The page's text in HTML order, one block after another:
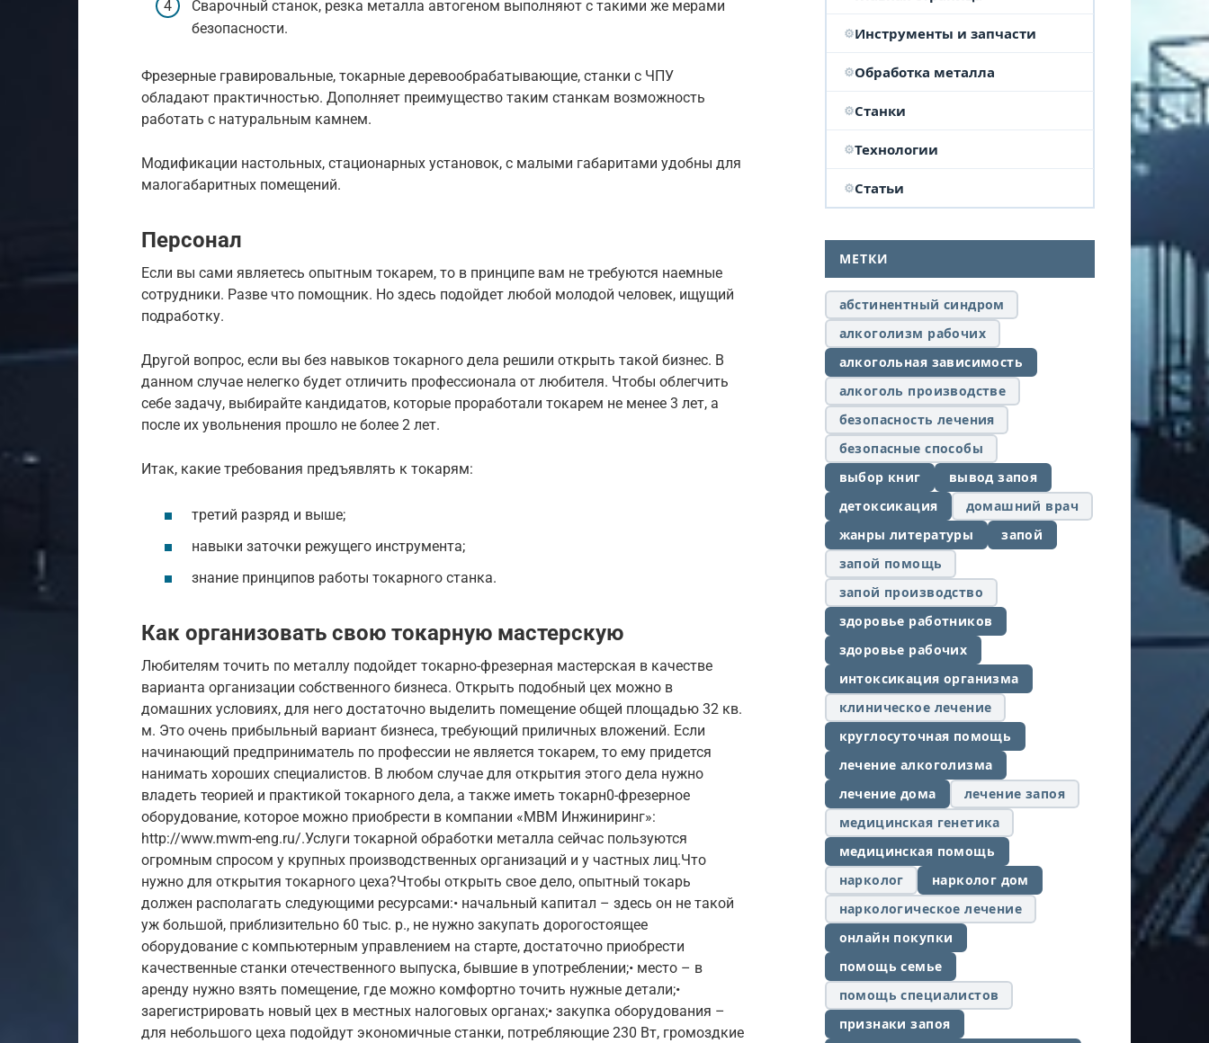
Сварочный станок, резка металла автогеном выполняют с такими же мерами
безопасности.
Фрезерные гравировальные, токарные деревообрабатывающие, станки с ЧПУ
обладают практичностью. Дополняет преимущество таким станкам возможность
работать с натуральным камнем.
Модификации настольных, стационарных установок, с малыми габаритами удобны для
малогабаритных помещений.
Персонал
Если вы сами являетесь опытным токарем, то в принципе вам не требуются наемные
сотрудники. Разве что помощник. Но здесь подойдет любой молодой человек, ищущий
подработку.
Другой вопрос, если вы без навыков токарного дела решили открыть такой бизнес. В
данном случае нелегко будет отличить профессионала от любителя. Чтобы облегчить
себе задачу, выбирайте кандидатов, которые проработали токарем не менее 3 лет, а
после их увольнения прошло не более 2 лет.
Итак, какие требования предъявлять к токарям:
третий разряд и выше;
навыки заточки режущего инструмента;
знание принципов работы токарного станка.
Как организовать свою токарную мастерскую
Любителям точить по металлу подойдет токарно-фрезерная мастерская в качестве
варианта организации собственного бизнеса. Открыть подобный цех можно в
домашних условиях, для него достаточно выделить помещение общей площадью 32 кв.
м. Это очень прибыльный вариант бизнеса, требующий приличных вложений. Если
начинающий предприниматель по профессии не является токарем, то ему придется
нанимать хороших специалистов. В любом случае для открытия этого дела нужно
владеть теорией и практикой токарного дела, а также иметь токарн0-фрезерное
оборудование, которое можно приобрести в компании «МВМ Инжиниринг»:
http://www.mwm-eng.ru/.Услуги токарной обработки металла сейчас пользуются
огромным спросом у крупных производственных организаций и у частных лиц.Что
нужно для открытия токарного цеха?Чтобы открыть свое дело, опытный токарь
должен располагать следующими ресурсами:• начальный капитал – здесь он не такой
уж большой, приблизительно 60 тыс. р., не нужно закупать дорогостоящее
оборудование с компьютерным управлением на старте, достаточно приобрести
качественные станки отечественного выпуска, бывшие в употреблении;• место – в
аренду нужно взять помещение, где можно комфортно точить нужные детали;•
зарегистрировать новый цех в местных налоговых органах;• закупка оборудования –
для небольшого цеха подойдут экономичные станки, потребляющие 230 Вт, громоздкие
Инструменты и запчасти
Обработка металла
Станки
Технологии
Статьи
МЕТКИ
абстинентный синдром
алкоголизм рабочих
алкогольная зависимость
алкоголь производстве
безопасность лечения
безопасные способы
выбор книг
вывод запоя
детоксикация
домашний врач
жанры литературы
запой
запой помощь
запой производство
здоровье работников
здоровье рабочих
интоксикация организма
клиническое лечение
круглосуточная помощь
лечение алкоголизма
лечение дома
лечение запоя
медицинская генетика
медицинская помощь
нарколог
нарколог дом
наркологическое лечение
онлайн покупки
помощь семье
помощь специалистов
признаки запоя